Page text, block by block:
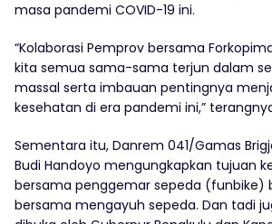
masa pandemi COVID-19 ini.
“Kolaborasi Pemprov bersama
kita semua sama-sama terjun dalam
massal serta imbauan pentingnya
kesehatan di era pandemi ini,”
Sementara itu, Danrem 041/Gamas
Budi Handoyo mengungkapkan tujuan
bersama penggemar sepeda (funbike)
bersama mengayuh sepeda. Dan tadi